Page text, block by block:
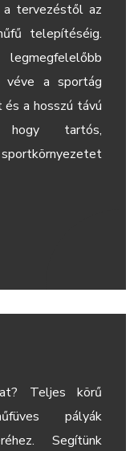
tervezéstől az
telepítéséig.
véve a sportág
a hosszú távú
hogy tartós,
Teljes körű
pályák
Segítünk